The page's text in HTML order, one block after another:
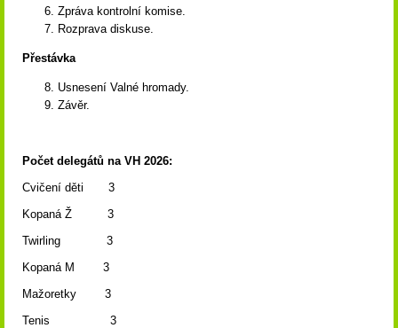
Zpráva kontrolní komise.
Rozprava diskuse.
Přestávka
Usnesení Valné hromady.
Závěr.
Počet delegátů na VH 2026:
Cvičení děti 3
Kopaná Ž 3
Twirling 3
Kopaná M 3
Mažoretky 3
Tenis 3